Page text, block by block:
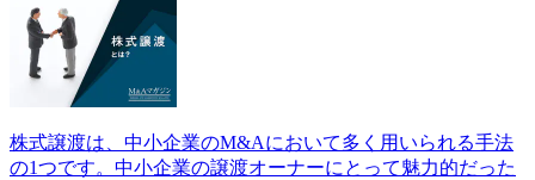
株式譲渡は、中小企業のM&Aにおいて多く用いられる手法
の1つです。中小企業の譲渡オーナーにとって魅力的だった